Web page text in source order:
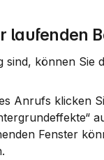
laufenden
sind, können
Anrufs klicken